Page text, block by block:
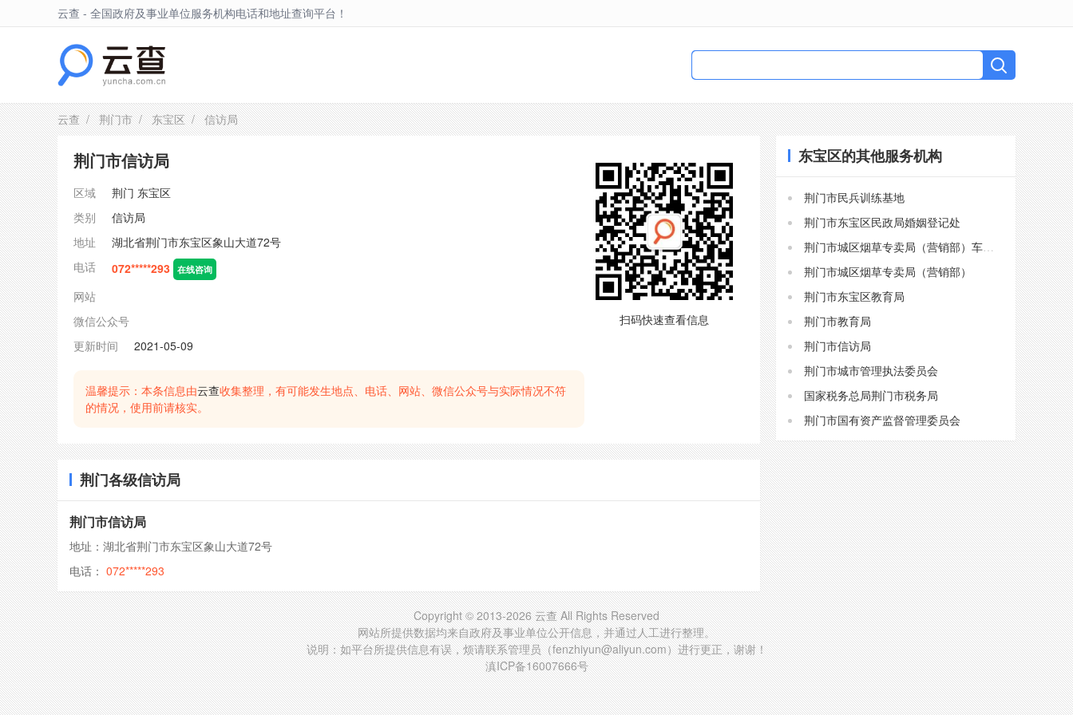
云查 - 全国政府及事业单位服务机构电话和地址查询平台！
云查/荆门市/东宝区/ 信访局
荆门市信访局
区域 荆门 东宝区
类别
信访局
地址
湖北省荆门市东宝区象山大道72号
电话
072*****293 在线咨询
网站
微信公众号
更新时间
2021-05-09
温馨提示：本条信息由云查收集整理，有可能发生地点、电话、网站、微信公众号与实际情况不符
的情况，使用前请核实。
扫码快速查看信息
荆门各级信访局
荆门市信访局
地址：湖北省荆门市东宝区象山大道72号
电话： 072*****293
东宝区的其他服务机构
荆门市民兵训练基地
荆门市东宝区民政局婚姻登记处
荆门市城区烟草专卖局（营销部）车站路管理所（部）
荆门市城区烟草专卖局（营销部）
荆门市东宝区教育局
荆门市教育局
荆门市信访局
荆门市城市管理执法委员会
国家税务总局荆门市税务局
荆门市国有资产监督管理委员会
Copyright © 2013-2026 云查 All Rights Reserved
网站所提供数据均来自政府及事业单位公开信息，并通过人工进行整理。
说明：如平台所提供信息有误，烦请联系管理员（fenzhiyun@aliyun.com）进行更正，谢谢！
滇ICP备16007666号